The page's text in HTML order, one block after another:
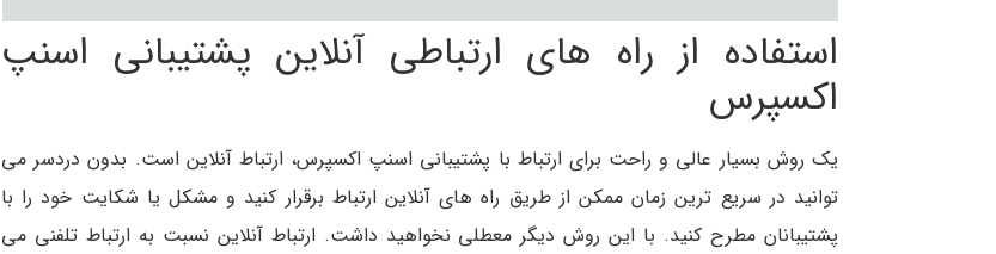
استفاده از راه های ارتباطی آنلاین پشتیبانی اسنپ
اکسپرس
یک روش بسیار عالی و راحت برای ارتباط با پشتیبانی اسنپ اکسپرس، ارتباط آنلاین است. بدون دردسر می
توانید در سریع ترین زمان ممکن از طریق راه های آنلاین ارتباط برقرار کنید و مشکل یا شکایت خود را با
پشتیبانان مطرح کنید. با این روش دیگر معطلی نخواهید داشت. ارتباط آنلاین نسبت به ارتباط تلفنی می